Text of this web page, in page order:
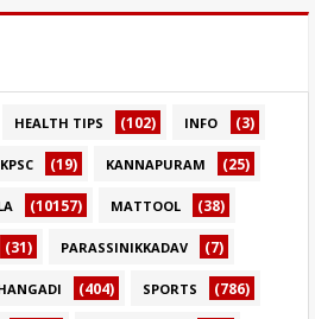
HEALTH TIPS (102) INFO (3)
KPSC (19) KANNAPURAM (25)
(10157) MATTOOL (38)
(31) PARASSINIKKADAV (7)
(404) SPORTS (786)